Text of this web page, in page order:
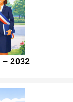
2032